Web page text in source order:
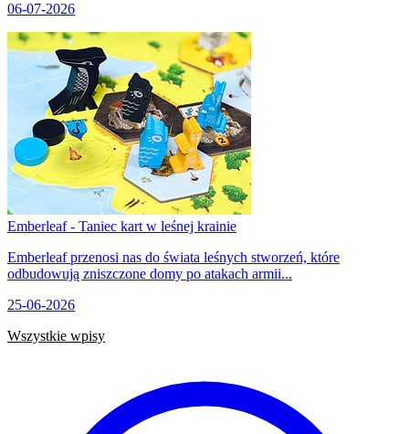
06-07-2026
Emberleaf - Taniec kart w leśnej krainie
Emberleaf przenosi nas do świata leśnych stworzeń, które
odbudowują zniszczone domy po atakach armii...
25-06-2026
Wszystkie wpisy